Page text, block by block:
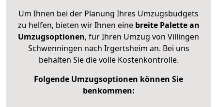
Um Ihnen bei der Planung Ihres Umzugsbudgets
zu helfen, bieten wir Ihnen eine breite Palette an
Umzugsoptionen, für Ihren Umzug von Villingen
Schwenningen nach Irgertsheim an. Bei uns
behalten Sie die volle Kostenkontrolle.
Folgende Umzugsoptionen können Sie
benkommen: